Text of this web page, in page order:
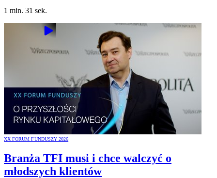
1 min. 31 sek.
XX FORUM FUNDUSZY 2026
Branża TFI musi i chce walczyć o
młodszych klientów